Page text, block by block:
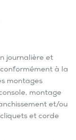
journalière et
à la
montages
montage
et/ou
et corde